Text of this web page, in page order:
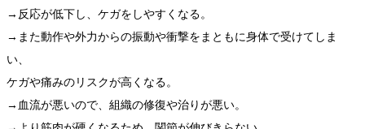
→反応が低下し、ケガをしやすくなる。
→また動作や外力からの振動や衝撃をまともに身体で受けてしま
い、
ケガや痛みのリスクが高くなる。
→血流が悪いので、組織の修復や治りが悪い。